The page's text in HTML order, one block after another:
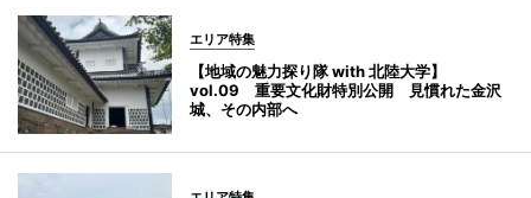
エリア特集
【地域の魅力探り隊 with 北陸大学】
vol.09 重要文化財特別公開 見慣れた金沢
城、その内部へ